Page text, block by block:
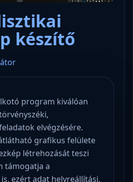
készítő
program kiválóan
elvégzésére.
grafikus felülete
létrehozását teszi
támogatja a
ezért adat helyreállítási,